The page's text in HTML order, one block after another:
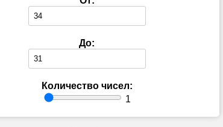
До:
Количество чисел:
1